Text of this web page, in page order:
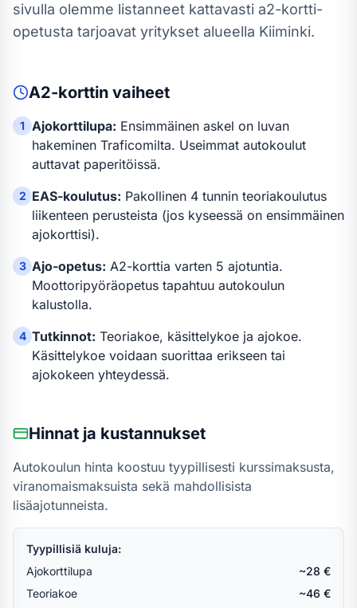
sivulla olemme listanneet kattavasti a2-kortti-
opetusta tarjoavat yritykset alueella Kiiminki.
A2-korttin vaiheet
1 Ajokorttilupa: Ensimmäinen askel on luvan
hakeminen Traficomilta. Useimmat autokoulut
auttavat paperitöissä.
2 EAS-koulutus: Pakollinen 4 tunnin teoriakoulutus
liikenteen perusteista (jos kyseessä on ensimmäinen
ajokorttisi).
3 Ajo-opetus: A2-korttia varten 5 ajotuntia.
Moottoripyöräopetus tapahtuu autokoulun
kalustolla.
4 Tutkinnot: Teoriakoe, käsittelykoe ja ajokoe.
Käsittelykoe voidaan suorittaa erikseen tai
ajokokeen yhteydessä.
Hinnat ja kustannukset
Autokoulun hinta koostuu tyypillisesti kurssimaksusta,
viranomaismaksuista sekä mahdollisista
lisäajotunneista.
Tyypillisiä kuluja:
Ajokorttilupa
~28 €
Teoriakoe
~46 €